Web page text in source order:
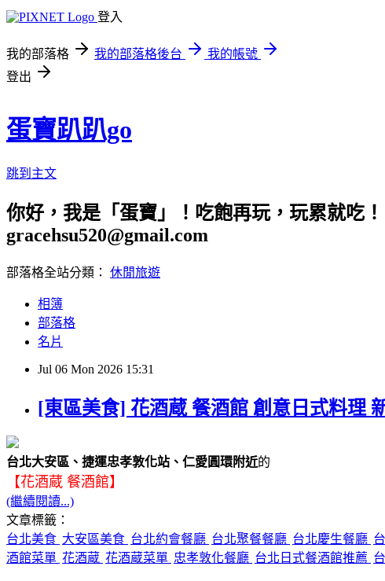
登入
我的部落格 我的部落格後台
我的帳號
登出
蛋寶趴趴go
跳到主文
你好，我是「蛋寶」！吃飽再玩，玩累就吃
gracehsu520@gmail.com
部落格全站分類： 休閒旅遊
相簿
部落格
名片
Jul 06 Mon 2026 15:31
[東區美食] 花酒蔵 餐酒館 創意日式料理
台北大安區、捷運忠孝敦化站、仁愛圓環附近的
【花酒蔵 餐酒館】
(繼續閱讀...)
文章標籤：
台北美食 大安區美食 台北約會餐廳 台北聚餐餐廳 台北慶生餐廳
酒館菜單 花酒蔵 花酒蔵菜單 忠孝敦化餐廳 台北日式餐酒館推薦